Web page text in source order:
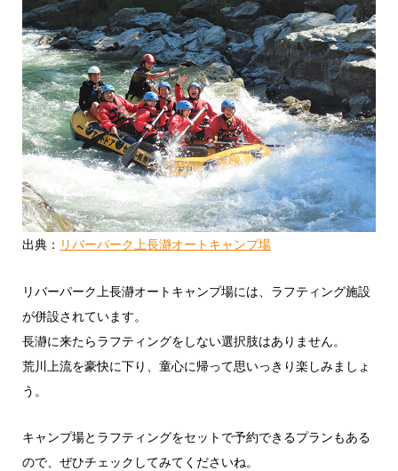
出典： リバーパーク上長瀞オートキャンプ場
リバーパーク上長瀞オートキャンプ場には、ラフティング施設
が併設されています。
長瀞に来たらラフティングをしない選択肢はありません。
荒川上流を豪快に下り、童心に帰って思いっきり楽しみましょ
う。
キャンプ場とラフティングをセットで予約できるプランもある
ので、ぜひチェックしてみてくださいね。